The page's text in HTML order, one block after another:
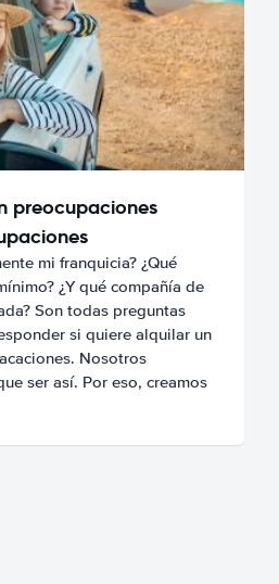
preocupaciones
mi franquicia? ¿Qué
¿Y qué compañía de
Son todas preguntas
si quiere alquilar un
Nosotros
ser así. Por eso, creamos